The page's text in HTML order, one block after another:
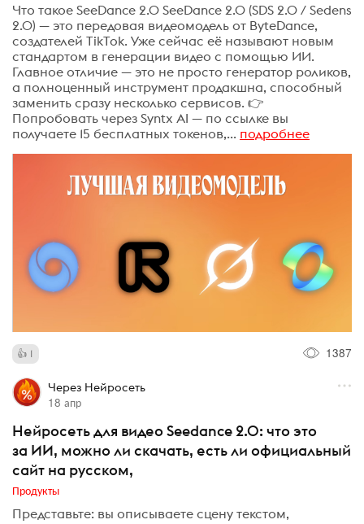
Что такое SeeDance 2.0 SeeDance 2.0 (SDS 2.0 / Sedens
2.0) — это передовая видеомодель от ByteDance,
создателей TikTok. Уже сейчас её называют новым
стандартом в генерации видео с помощью ИИ.
Главное отличие — это не просто генератор роликов,
а полноценный инструмент продакшна, способный
заменить сразу несколько сервисов. 👉
Попробовать через Syntx AI — по ссылке вы
получаете 15 бесплатных токенов,... подробнее
1 1387
Через Нейросеть
18 апр
Нейросеть для видео Seedance 2.0: что это
за ИИ, можно ли скачать, есть ли официальный
сайт на русском,
Продукты
Представьте: вы описываете сцену текстом,